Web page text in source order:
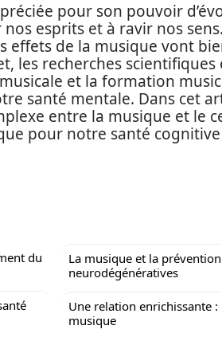
pour son pouvoir
esprits et à ravir nos
effets de la musique vont
les recherches
et la formation
santé mentale. Dans cet
entre la musique et le
pour notre santé
du
La musique et la
neurodégénératives
Une relation enrichissante :
musique